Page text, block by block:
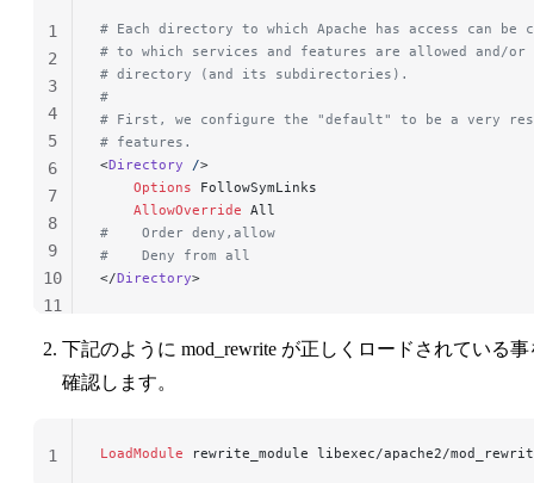
# Each directory to which Apache has access can be
# to which services and features are allowed and/
# directory (and its subdirectories).
#
# First, we configure the "default" to be a very
# features.
<Directory />
    Options
FollowSymLinks
    AllowOverride
All
#    Order deny,allow
#    Deny from all
</Directory>
1
2
3
4
5
6
7
8
9
10
11
下記のように mod_rewrite が正しくロードされている事
確認します。
LoadModule rewrite_module libexec/apache2/
1